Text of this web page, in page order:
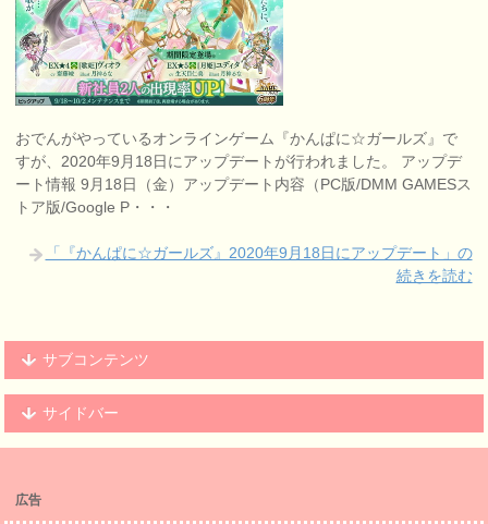
おでんがやっているオンラインゲーム『かんぱに☆ガールズ』で
すが、2020年9月18日にアップデートが行われました。 アップデ
ート情報 9月18日（金）アップデート内容（PC版/DMM GAMESス
トア版/Google P・・・
「『かんぱに☆ガールズ』2020年9月18日にアップデート」の
続きを読む
サブコンテンツ
サイドバー
広告